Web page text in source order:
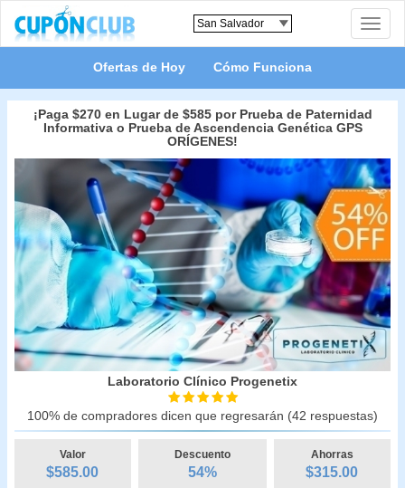
Toggle
Ofertas de Hoy Cómo Funciona
¡Paga $270 en Lugar de $585 por Prueba de Paternidad
Informativa o Prueba de Ascendencia Genética GPS
ORÍGENES!
Laboratorio Clínico Progenetix
100% de compradores dicen que regresarán (42 respuestas)
Valor
$585.00
Descuento
54%
Ahorras
$315.00